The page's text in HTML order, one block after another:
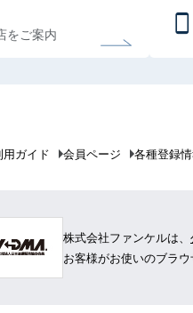
をご案内
用ガイド 会員ページ 各種登録
株式会社ファンケルは、
お客様がお使いのブラ